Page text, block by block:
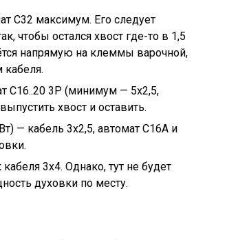
C32 максимум. Его следует
чтобы остался хвост где-то в 1,5
напрямую на клеммы варочной,
кабеля.
C16..20 3P (минимум — 5х2,5,
хвост и оставить.
— кабель 3х2,5, автомат C16А и
3х4. Однако, тут не будет
духовки по месту.